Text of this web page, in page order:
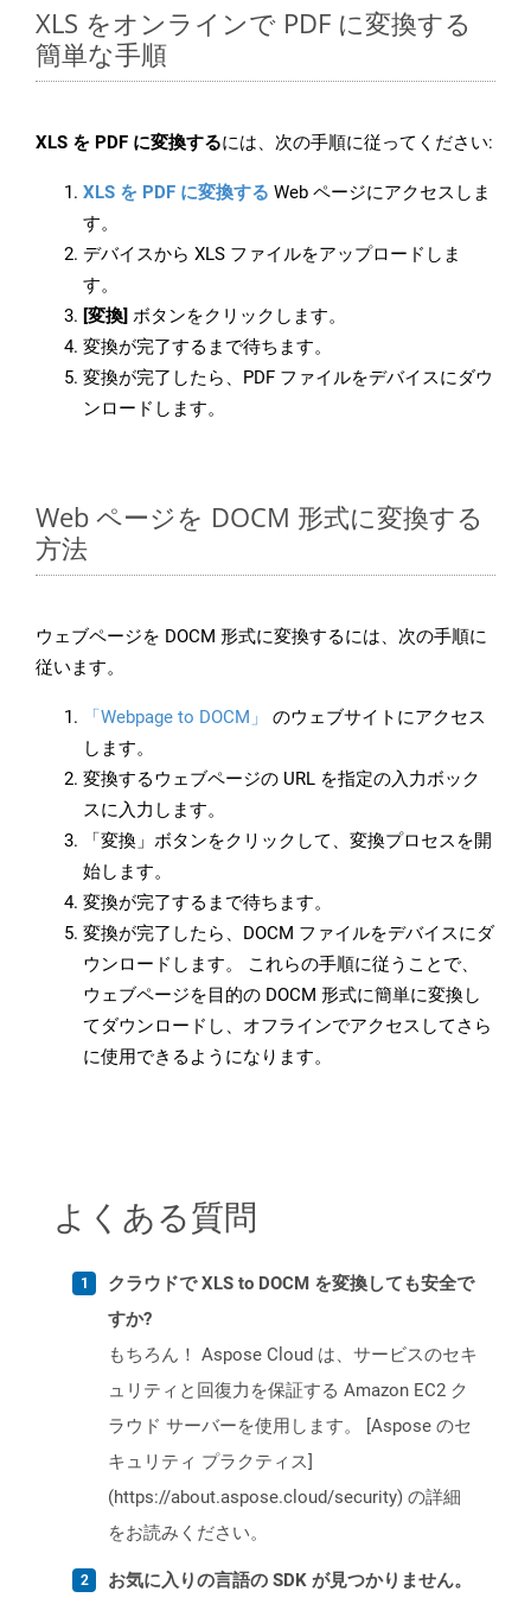
XLS をオンラインで PDF に変換する
簡単な手順
XLS を PDF に変換するには、次の手順に従ってください:
XLS を PDF に変換する Web ページにアクセスしま
す。
デバイスから XLS ファイルをアップロードしま
す。
[変換] ボタンをクリックします。
変換が完了するまで待ちます。
変換が完了したら、PDF ファイルをデバイスにダウ
ンロードします。
Web ページを DOCM 形式に変換する
方法
ウェブページを DOCM 形式に変換するには、次の手順に
従います。
「Webpage to DOCM」
のウェブサイトにアクセス
します。
変換するウェブページの URL を指定の入力ボック
スに入力します。
「変換」ボタンをクリックして、変換プロセスを開
始します。
変換が完了するまで待ちます。
変換が完了したら、DOCM ファイルをデバイスにダ
ウンロードします。 これらの手順に従うことで、
ウェブページを目的の DOCM 形式に簡単に変換し
てダウンロードし、オフラインでアクセスしてさら
に使用できるようになります。
よくある質問
クラウドで XLS to DOCM を変換しても安全で
すか?
もちろん！ Aspose Cloud は、サービスのセキ
ュリティと回復力を保証する Amazon EC2 ク
ラウド サーバーを使用します。 [Aspose のセ
キュリティ プラクティス]
(https://about.aspose.cloud/security) の詳細
をお読みください。
お気に入りの言語の SDK が見つかりません。